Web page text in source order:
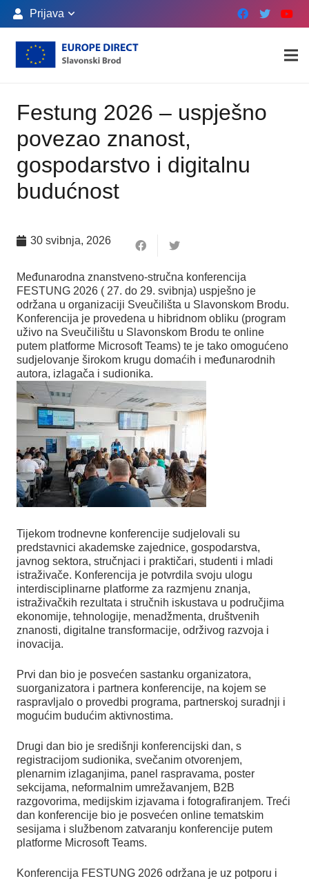
Prijava
Festung 2026 – uspješno
povezao znanost,
gospodarstvo i digitalnu
budućnost
30 svibnja, 2026
Međunarodna znanstveno-stručna konferencija
FESTUNG 2026 ( 27. do 29. svibnja) uspješno je
održana u organizaciji Sveučilišta u Slavonskom Brodu.
Konferencija je provedena u hibridnom obliku (program
uživo na Sveučilištu u Slavonskom Brodu te online
putem platforme Microsoft Teams) te je tako omogućeno
sudjelovanje širokom krugu domaćih i međunarodnih
autora, izlagača i sudionika.
Tijekom trodnevne konferencije sudjelovali su
predstavnici akademske zajednice, gospodarstva,
javnog sektora, stručnjaci i praktičari, studenti i mladi
istraživače. Konferencija je potvrdila svoju ulogu
interdisciplinarne platforme za razmjenu znanja,
istraživačkih rezultata i stručnih iskustava u područjima
ekonomije, tehnologije, menadžmenta, društvenih
znanosti, digitalne transformacije, održivog razvoja i
inovacija.
Prvi dan bio je posvećen sastanku organizatora,
suorganizatora i partnera konferencije, na kojem se
raspravljalo o provedbi programa, partnerskoj suradnji i
mogućim budućim aktivnostima.
Drugi dan bio je središnji konferencijski dan, s
registracijom sudionika, svečanim otvorenjem,
plenarnim izlaganjima, panel raspravama, poster
sekcijama, neformalnim umrežavanjem, B2B
razgovorima, medijskim izjavama i fotografiranjem. Treći
dan konferencije bio je posvećen online tematskim
sesijama i službenom zatvaranju konferencije putem
platforme Microsoft Teams.
Konferencija FESTUNG 2026 održana je uz potporu i